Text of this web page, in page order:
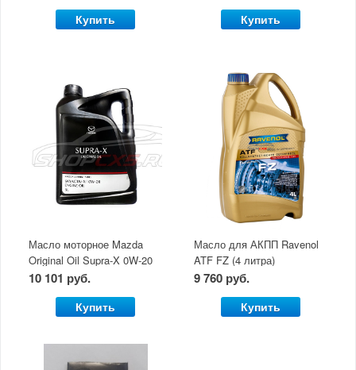
Купить Купить
Масло моторное Mazda
Original Oil Supra-X 0W-20
(5 л)
10 101 руб.
Купить
Масло для АКПП Ravenol
ATF FZ (4 литра)
9 760 руб.
Купить